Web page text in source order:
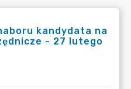
kandydata na
- 27 lutego